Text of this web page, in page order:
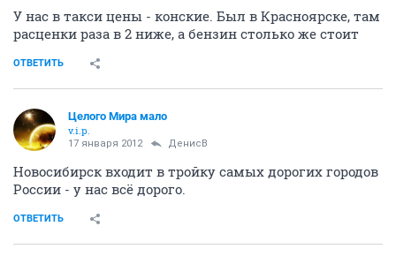
У нас в такси цены - конские. Был в Красноярске, там
расценки раза в 2 ниже, а бензин столько же стоит
ОТВЕТИТЬ
Целого Мира мало
v.i.p.
17 января 2012 ДенисВ
Новосибирск входит в тройку самых дорогих городов
России - у нас всё дорого.
ОТВЕТИТЬ